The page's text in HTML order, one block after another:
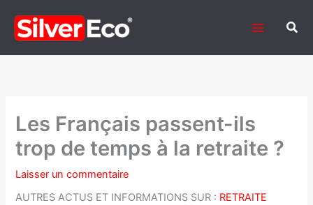
contenu
Les Français passent-ils
trop de temps à la retraite ?
Laisser un commentaire
AUTRES ACTUS ET INFORMATIONS SUR : RETRAITE